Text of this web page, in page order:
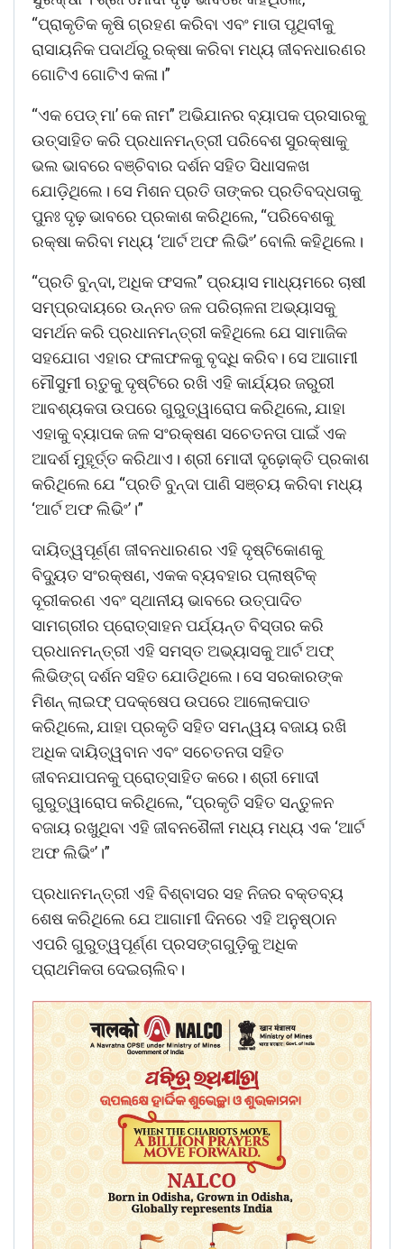
“ପ୍ରାକୃତିକ କୃଷି ଗ୍ରହଣ କରିବା ଏବଂ ମାତା ପୃଥିବୀକୁ
ରାସାୟନିକ ପଦାର୍ଥରୁ ରକ୍ଷା କରିବା ମଧ୍ୟ ଜୀବନଧାରଣର
ଗୋଟିଏ ଗୋଟିଏ କଳା।”
“ଏକ ପେଡ୍ ମା’ କେ ନାମ” ଅଭିଯାନର ବ୍ୟାପକ ପ୍ରସାରକୁ
ଉତ୍ସାହିତ କରି ପ୍ରଧାନମନ୍ତ୍ରୀ ପରିବେଶ ସୁରକ୍ଷାକୁ
ଭଲ ଭାବରେ ବଞ୍ଚିବାର ଦର୍ଶନ ସହିତ ସିଧାସଳଖ
ଯୋଡ଼ିଥିଲେ। ସେ ମିଶନ ପ୍ରତି ତାଙ୍କର ପ୍ରତିବଦ୍ଧତାକୁ
ପୁନଃ ଦୃଢ଼ ଭାବରେ ପ୍ରକାଶ କରିଥିଲେ, “ପରିବେଶକୁ
ରକ୍ଷା କରିବା ମଧ୍ୟ ‘ଆର୍ଟ ଅଫ ଲିଭିଂ’ ବୋଲି କହିଥିଲେ।
“ପ୍ରତି ବୁନ୍ଦା, ଅଧିକ ଫସଲ” ପ୍ରୟାସ ମାଧ୍ୟମରେ ଚାଷୀ
ସମ୍ପ୍ରଦାୟରେ ଉନ୍ନତ ଜଳ ପରିଚାଳନା ଅଭ୍ୟାସକୁ
ସମର୍ଥନ କରି ପ୍ରଧାନମନ୍ତ୍ରୀ କହିଥିଲେ ଯେ ସାମାଜିକ
ସହଯୋଗ ଏହାର ଫଳାଫଳକୁ ବୃଦ୍ଧି କରିବ। ସେ ଆଗାମୀ
ମୌସୁମୀ ଋତୁକୁ ଦୃଷ୍ଟିରେ ରଖି ଏହି କାର୍ଯ୍ୟର ଜରୁରୀ
ଆବଶ୍ୟକତା ​​ଉପରେ ଗୁରୁତ୍ୱାରୋପ କରିଥିଲେ, ଯାହା
ଏହାକୁ ବ୍ୟାପକ ଜଳ ସଂରକ୍ଷଣ ସଚେତନତା ପାଇଁ ଏକ
ଆଦର୍ଶ ମୁହୂର୍ତ୍ତ କରିଥାଏ। ଶ୍ରୀ ମୋଦୀ ଦୃଢ଼ୋକ୍ତି ପ୍ରକାଶ
କରିଥିଲେ ଯେ “ପ୍ରତି ବୁନ୍ଦା ପାଣି ସଞ୍ଚୟ କରିବା ମଧ୍ୟ
‘ଆର୍ଟ ଅଫ ଲିଭିଂ’।”
ଦାୟିତ୍ୱପୂର୍ଣ୍ଣ ଜୀବନଧାରଣର ଏହି ଦୃଷ୍ଟିକୋଣକୁ
ବିଦ୍ୟୁତ ସଂରକ୍ଷଣ, ଏକକ ବ୍ୟବହାର ପ୍ଲାଷ୍ଟିକ୍
ଦୂରୀକରଣ ଏବଂ ସ୍ଥାନୀୟ ଭାବରେ ଉତ୍ପାଦିତ
ସାମଗ୍ରୀର ପ୍ରୋତ୍ସାହନ ପର୍ଯ୍ୟନ୍ତ ବିସ୍ତାର କରି
ପ୍ରଧାନମନ୍ତ୍ରୀ ଏହି ସମସ୍ତ ଅଭ୍ୟାସକୁ ଆର୍ଟ ଅଫ୍
ଲିଭିଙ୍ଗ୍ ଦର୍ଶନ ସହିତ ଯୋଡିଥିଲେ। ସେ ସରକାରଙ୍କ
ମିଶନ୍ ଲାଇଫ୍ ପଦକ୍ଷେପ ଉପରେ ଆଲୋକପାତ
କରିଥିଲେ, ଯାହା ପ୍ରକୃତି ସହିତ ସମନ୍ୱୟ ବଜାୟ ରଖି
ଅଧିକ ଦାୟିତ୍ୱବାନ ଏବଂ ସଚେତନତା ସହିତ
ଜୀବନଯାପନକୁ ପ୍ରୋତ୍ସାହିତ କରେ। ଶ୍ରୀ ମୋଦୀ
ଗୁରୁତ୍ୱାରୋପ କରିଥିଲେ, “ପ୍ରକୃତି ସହିତ ସନ୍ତୁଳନ
ବଜାୟ ରଖୁଥିବା ଏହି ଜୀବନଶୈଳୀ ମଧ୍ୟ ମଧ୍ୟ ଏକ ‘ଆର୍ଟ
ଅଫ ଲିଭିଂ’।”
ପ୍ରଧାନମନ୍ତ୍ରୀ ଏହି ବିଶ୍ବାସର ସହ ନିଜର ବକ୍ତବ୍ୟ
ଶେଷ କରିଥିଲେ ଯେ ଆଗାମୀ ଦିନରେ ଏହି ଅନୁଷ୍ଠାନ
ଏପରି ଗୁରୁତ୍ୱପୂର୍ଣ୍ଣ ପ୍ରସଙ୍ଗଗୁଡ଼ିକୁ ଅଧିକ
ପ୍ରାଥମିକତା ଦେଇଚାଲିବ।